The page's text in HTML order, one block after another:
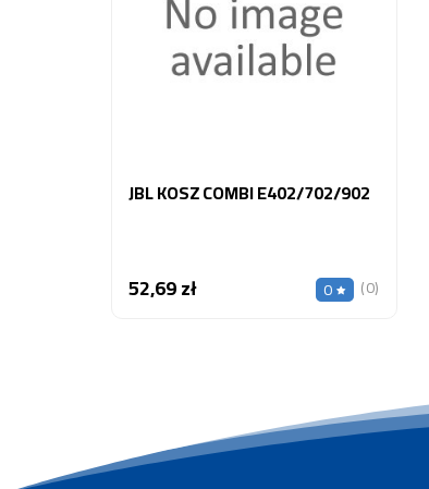
JBL KOSZ COMBI E402/702/902
52,69 złCena 0 (0)